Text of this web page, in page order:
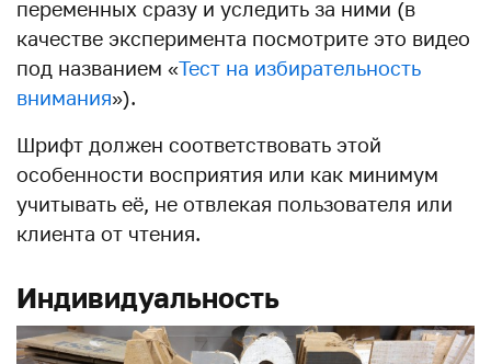
переменных сразу и уследить за ними (в
качестве эксперимента посмотрите это видео
под названием «Тест на избирательность
внимания»).
Шрифт должен соответствовать этой
особенности восприятия или как минимум
учитывать её, не отвлекая пользователя или
клиента от чтения.
Индивидуальность